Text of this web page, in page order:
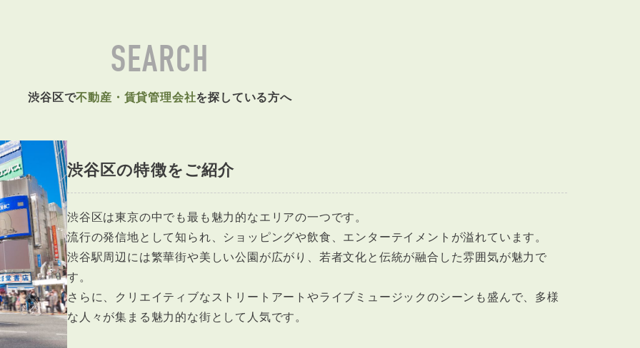
SEARCH
渋谷区で不動産・賃貸管理会社を探している方へ
渋谷区の特徴をご紹介
渋谷区は東京の中でも最も魅力的なエリアの一つです。
流行の発信地として知られ、ショッピングや飲食、エンターテイメントが溢れています。
渋谷駅周辺には繁華街や美しい公園が広がり、若者文化と伝統が融合した雰囲気が魅力で
す。
さらに、クリエイティブなストリートアートやライブミュージックのシーンも盛んで、多様
な人々が集まる魅力的な街として人気です。